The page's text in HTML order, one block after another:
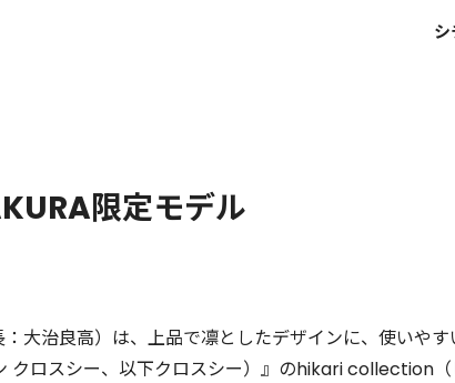
限定モデル
大治良高）は、上品で凛としたデザインに、使いや
クロスシー、以下クロスシー）』のhikari collection（